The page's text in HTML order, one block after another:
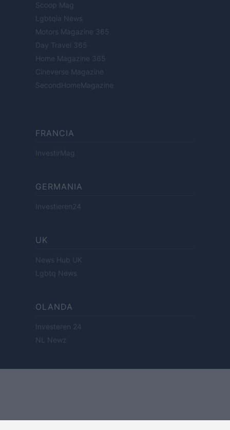
Scoop Mag
Lgbtqia News
Motors Magazine 365
Day Travel 365
Home Magazine 365
Cineverse Magazine
SecondHomeMagazine
FRANCIA
InvestirMag
GERMANIA
Investieren24
UK
News Hub UK
Lgbtq News
OLANDA
Investeren 24
NL Newz